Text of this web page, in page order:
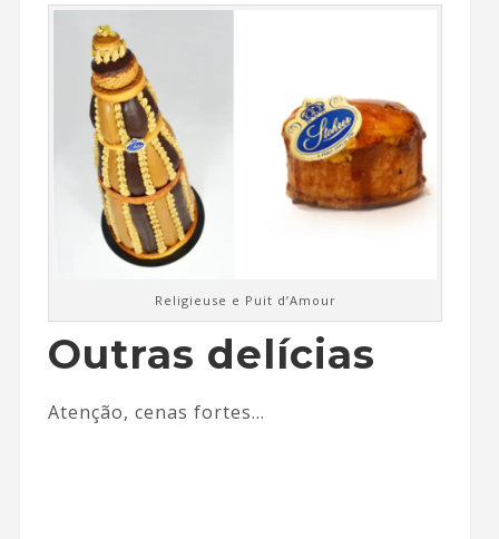
Religieuse e Puit d’Amour
Outras delícias
Atenção, cenas fortes…